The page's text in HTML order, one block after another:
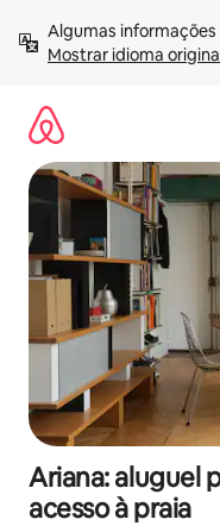
para
Mostrar idioma
Ariana: aluguel
acesso à praia